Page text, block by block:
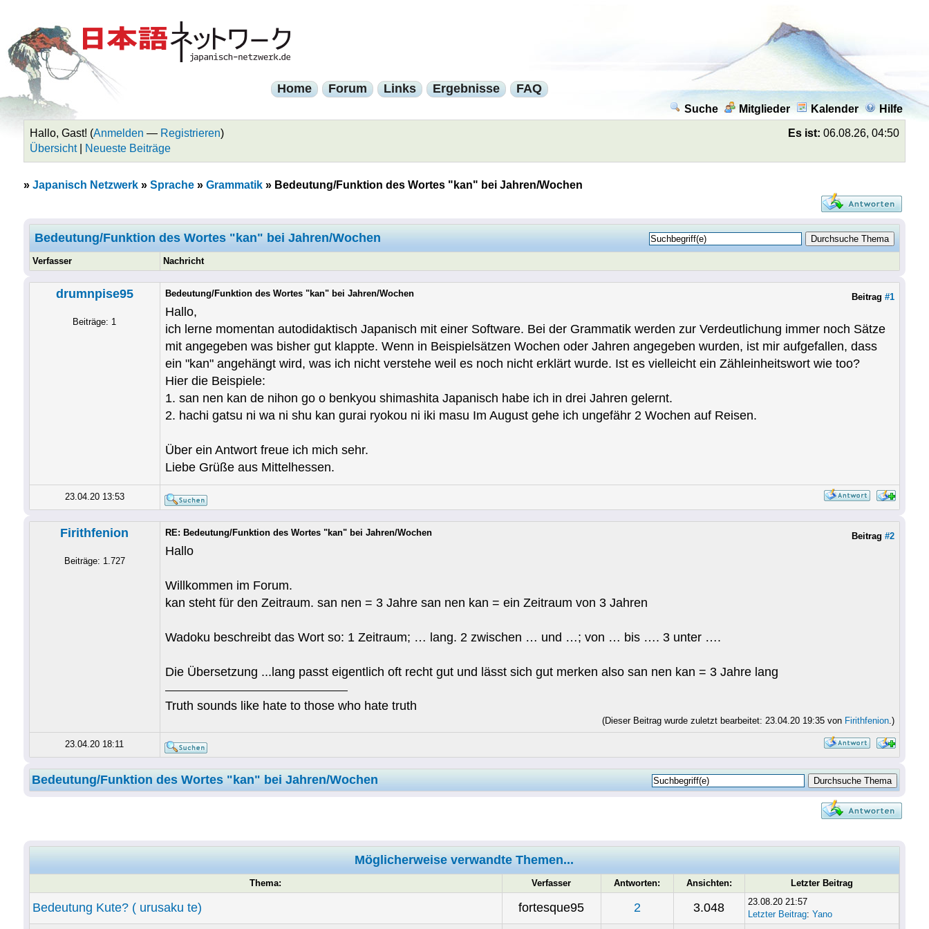
Home Forum Links Ergebnisse FAQ
Suche Mitglieder Kalender Hilfe
Es ist: 06.08.26, 04:50
Hallo, Gast! (Anmelden — Registrieren)
Übersicht| Neueste Beiträge
» Japanisch Netzwerk» Sprache» Grammatik» Bedeutung/Funktion des Wortes "kan" bei Jahren/Wochen
Bedeutung/Funktion des Wortes "kan" bei Jahren/Wochen
Verfasser Nachricht
drumnpise95
Beiträge: 1
Beitrag #1
Bedeutung/Funktion des Wortes "kan" bei Jahren/Wochen
Hallo,
ich lerne momentan autodidaktisch Japanisch mit einer Software. Bei der Grammatik werden zur Verdeutlichung immer noch Sätze
mit angegeben was bisher gut klappte. Wenn in Beispielsätzen Wochen oder Jahren angegeben wurden, ist mir aufgefallen, dass
ein "kan" angehängt wird, was ich nicht verstehe weil es noch nicht erklärt wurde. Ist es vielleicht ein Zähleinheitswort wie too?
Hier die Beispiele:
1. san nen kan de nihon go o benkyou shimashita Japanisch habe ich in drei Jahren gelernt.
2. hachi gatsu ni wa ni shu kan gurai ryokou ni iki masu Im August gehe ich ungefähr 2 Wochen auf Reisen.
Über ein Antwort freue ich mich sehr.
Liebe Grüße aus Mittelhessen.
23.04.20 13:53
Firithfenion
Beiträge: 1.727
Beitrag #2
RE: Bedeutung/Funktion des Wortes "kan" bei Jahren/Wochen
Hallo
Willkommen im Forum.
kan steht für den Zeitraum. san nen = 3 Jahre san nen kan = ein Zeitraum von 3 Jahren
Wadoku beschreibt das Wort so: 1 Zeitraum; … lang. 2 zwischen … und …; von … bis …. 3 unter ….
Die Übersetzung ...lang passt eigentlich oft recht gut und lässt sich gut merken also san nen kan = 3 Jahre lang
Truth sounds like hate to those who hate truth
(Dieser Beitrag wurde zuletzt bearbeitet: 23.04.20 19:35 von Firithfenion.)
23.04.20 18:11
Bedeutung/Funktion des Wortes "kan" bei Jahren/Wochen
Möglicherweise verwandte Themen...
Thema: Verfasser Antworten: Ansichten: Letzter Beitrag
Bedeutung Kute? ( urusaku te) fortesque95 2 3.048
23.08.20 21:57
Letzter Beitrag: Yano